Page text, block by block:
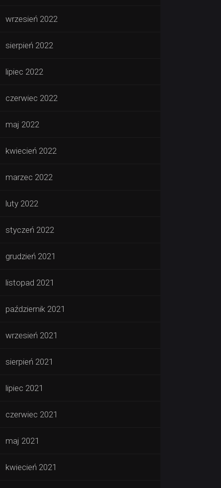
wrzesień 2022
sierpień 2022
lipiec 2022
czerwiec 2022
maj 2022
kwiecień 2022
marzec 2022
luty 2022
styczeń 2022
grudzień 2021
listopad 2021
październik 2021
wrzesień 2021
sierpień 2021
lipiec 2021
czerwiec 2021
maj 2021
kwiecień 2021